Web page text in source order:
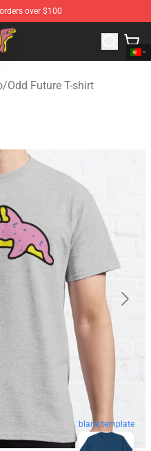
over $100
Future Merchandise Store
/Odd Future T-shirt
blank template